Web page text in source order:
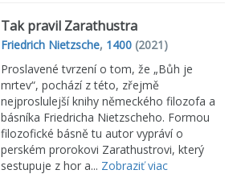
Tak pravil Zarathustra
Friedrich Nietzsche, 1400 (2021)
Proslavené tvrzení o tom, že „Bůh je
mrtev“, pochází z této, zřejmě
nejproslulejší knihy německého filozofa a
básníka Friedricha Nietzscheho. Formou
filozofické básně tu autor vypráví o
perském prorokovi Zarathustrovi, který
sestupuje z hor a... Zobraziť viac